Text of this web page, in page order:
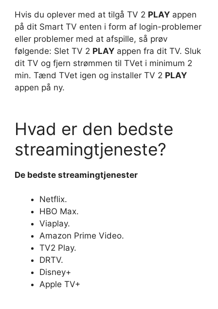
Hvis du oplever med at tilgå TV 2 PLAY appen
på dit Smart TV enten i form af login-problemer
eller problemer med at afspille, så prøv
følgende: Slet TV 2 PLAY appen fra dit TV. Sluk
dit TV og fjern strømmen til TVet i minimum 2
min. Tænd TVet igen og installer TV 2 PLAY
appen på ny.
Hvad er den bedste
streamingtjeneste?
De bedste streamingtjenester
Netflix.
HBO Max.
Viaplay.
Amazon Prime Video.
TV2 Play.
DRTV.
Disney+
Apple TV+